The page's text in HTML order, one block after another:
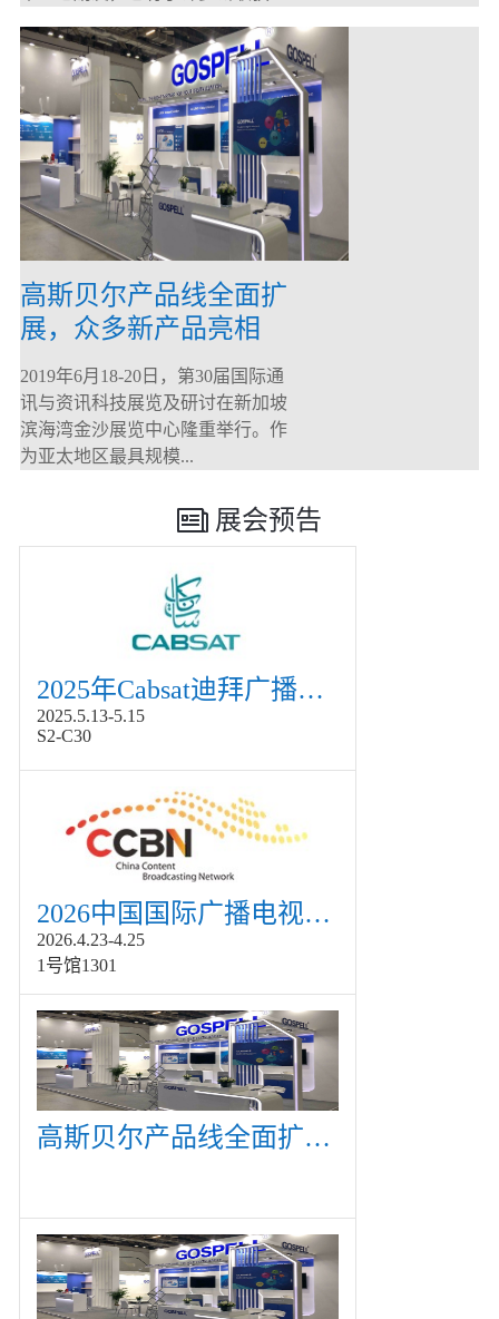
高斯贝尔产品线全面扩
展，众多新产品亮相
CommunicAsia 2019
2019年6月18-20日，第30届国际通
讯与资讯科技展览及研讨在新加坡
滨海湾金沙展览中心隆重举行。作
为亚太地区最具规模...
展会预告
2025年Cabsat迪拜广播电视展
2025.5.13-5.15
S2-C30
2026中国国际广播电视信息网络展览会展
2026.4.23-4.25
1号馆1301
高斯贝尔产品线全面扩展，众多新产品亮相CommunicAsia 2019